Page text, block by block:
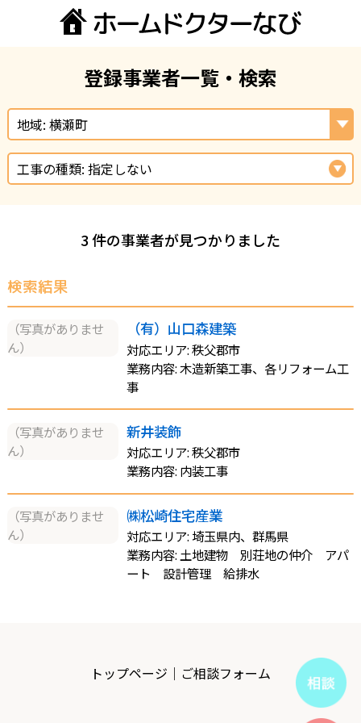
登録事業者一覧・検索
地域: 横瀬町
工事の種類: 指定しない
3 件の事業者が見つかりました
検索結果
（写真がありませ
ん）
（有）山口森建築
対応エリア: 秩父郡市
業務内容: 木造新築工事、各リフォーム工
事
（写真がありませ
ん）
新井装飾
対応エリア: 秩父郡市
業務内容: 内装工事
（写真がありませ
ん）
㈱松崎住宅産業
対応エリア: 埼玉県内、群馬県
業務内容: 土地建物 別荘地の仲介 アパ
ート 設計管理 給排水
トップページ ｜ ご相談フォーム